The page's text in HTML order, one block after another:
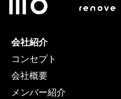
会社紹介
コンセプト
会社概要
メンバー紹介